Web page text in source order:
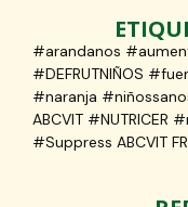
#arandanos
#DEFRUTNIÑOS
#naranja
ABCVIT
#Suppress ABCVIT